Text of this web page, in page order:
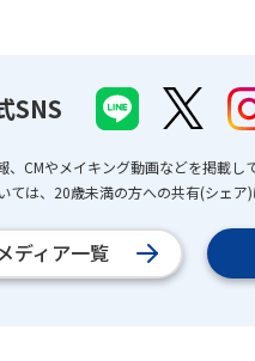
SNS
CMやメイキング動画などを掲載して
は、20歳未満の方への共有(シェア)
ディア一覧